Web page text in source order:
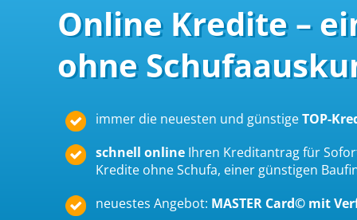
Kredit ohne Schufa
Baufinanzierungen
Kleinkredit
Beamtendarlehen
Online Kredite –
ohne
immer die neuesten und günstigeTOP-
schnell online Ihren Kreditantrag für
Kredite ohne Schufa, einer günstigen
neuestes Angebot: MASTER Card© mit